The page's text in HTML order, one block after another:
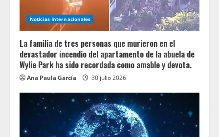
Noticias Internacionales
La familia de tres personas que murieron en el
devastador incendio del apartamento de la abuela de
Wylie Park ha sido recordada como amable y devota.
Ana Paula García 30 julio 2026